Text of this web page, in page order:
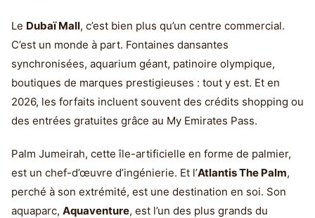
Le Dubaï Mall, c’est bien plus qu’un centre commercial.
C’est un monde à part. Fontaines dansantes
synchronisées, aquarium géant, patinoire olympique,
boutiques de marques prestigieuses : tout y est. Et en
2026, les forfaits incluent souvent des crédits shopping ou
des entrées gratuites grâce au My Emirates Pass.
Palm Jumeirah, cette île-artificielle en forme de palmier,
est un chef-d’œuvre d’ingénierie. Et l’Atlantis The Palm,
perché à son extrémité, est une destination en soi. Son
aquaparc, Aquaventure, est l’un des plus grands du